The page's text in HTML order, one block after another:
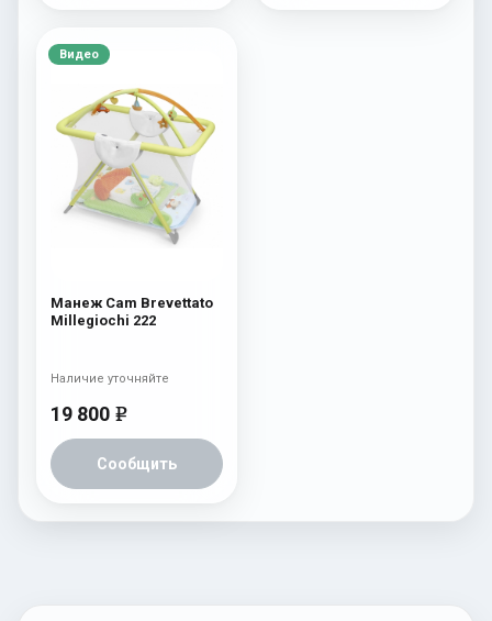
Видео
Манеж Cam Brevettato
Millegiochi 222
19 800 e
Сообщить
Наличие уточняйте